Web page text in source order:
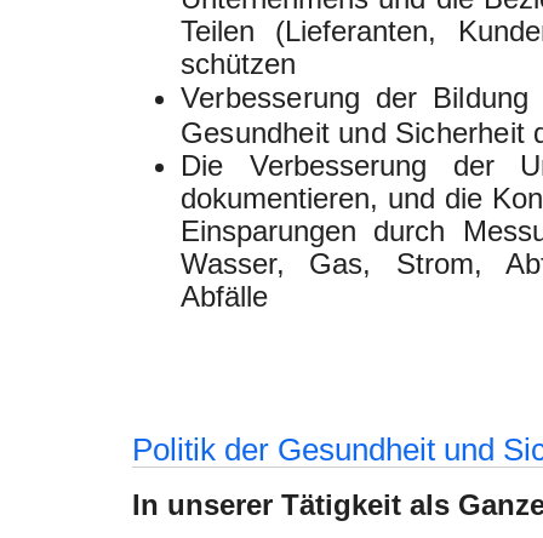
Teilen (Lieferanten,
schützen
Verbesserung der
Gesundheit und Sicherheit
Die Verbesserung der
dokumentieren, und die
Einsparungen durch
Wasser, Gas, Strom,
Abfälle
Politik der Gesundheit und
In unserer Tätigkeit als